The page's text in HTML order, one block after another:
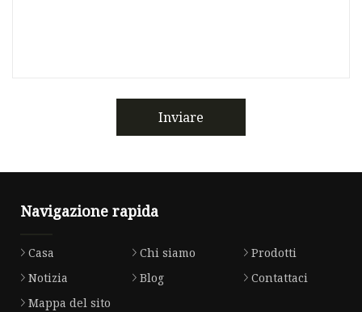
Inviare
Navigazione rapida
Casa Chi siamo
Prodotti
Notizia
Blog
Contattaci
Mappa del sito